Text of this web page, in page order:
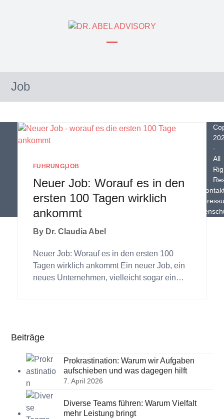
mobile
mobile
Job
FÜHRUNG|JOB
Neuer Job: Worauf es in den
ersten 100 Tagen wirklich
ankommt
By Dr. Claudia Abel
Neuer Job: Worauf es in den ersten 100
Tagen wirklich ankommt Ein neuer Job, ein
neues Unternehmen, vielleicht sogar ein…
Beiträge
Prokrastination: Warum wir Aufgaben
aufschieben und was dagegen hilft
7. April 2026
Diverse Teams führen: Warum Vielfalt
mehr Leistung bringt
-
All